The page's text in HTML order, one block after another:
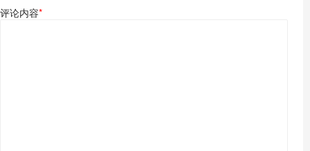
评论内容*